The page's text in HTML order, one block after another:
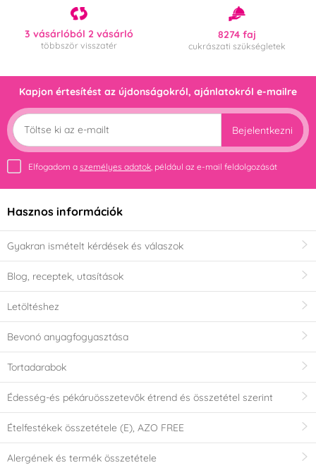
hogy
Tartomány (mérési kapacitás)
tól
ÁRUSÍTÁS - Utolsó esély a vásárlásra
3 vásárlóból 2 vásárló
többször visszatér
8274 faj
cukrászati szükségletek
Kapjon értesítést az újdonságokról, ajánlatokról e-mailre
Bejelentkezni
Elfogadom a személyes adatok, például az e-mail feldolgozását
Hasznos információk
Gyakran ismételt kérdések és válaszok
Blog, receptek, utasítások
Letöltéshez
Bevonó anyagfogyasztása
Tortadarabok
Édesség-és pékáruösszetevők étrend és összetétel szerint
Ételfestékek összetétele (E), AZO FREE
Alergének és termék összetétele